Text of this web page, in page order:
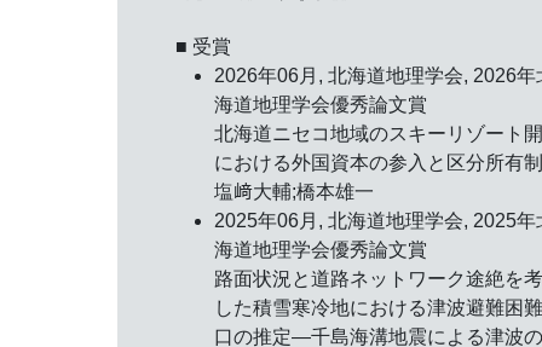
■ 受賞
2026年06月, 北海道地理学会, 2026年
海道地理学会優秀論文賞
北海道ニセコ地域のスキーリゾート
における外国資本の参入と区分所有
塩﨑大輔;橋本雄一
2025年06月, 北海道地理学会, 2025年
海道地理学会優秀論文賞
路面状況と道路ネットワーク途絶を
した積雪寒冷地における津波避難困
口の推定―千島海溝地震による津波